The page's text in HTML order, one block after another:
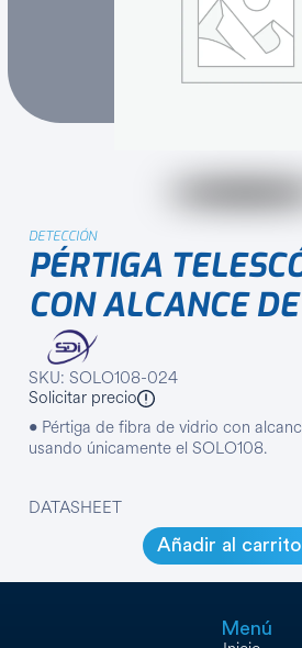
DETECCIÓN
PÉRTIGA
CON ALCANCE
SKU: SOLO108-024
Solicitar precio
• Pértiga de fibra de vidrio con
usando únicamente el SOLO108.
DATASHEET
Añadir al carrito
Menú